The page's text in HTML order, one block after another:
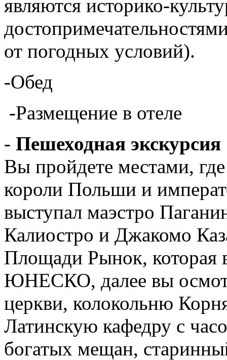
являются историко-
от погодных условий).
-Обед
-Размещение в отеле
- Пешеходная
Вы пройдете местами,
короли Польши и
выступал маэстро
Калиостро и Джакомо
Площади Рынок, которая
ЮНЕСКО, далее вы
церкви, колокольню
Латинскую кафедру с
богатых мещан,